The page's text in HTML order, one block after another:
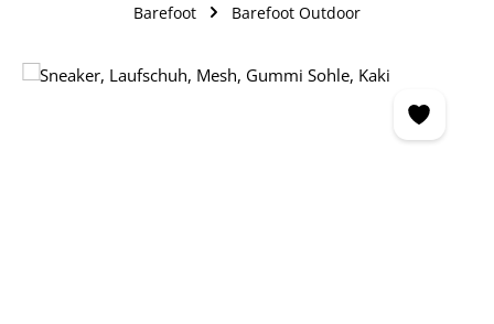
Barefoot Barefoot Outdoor
Bildergalerie überspringen